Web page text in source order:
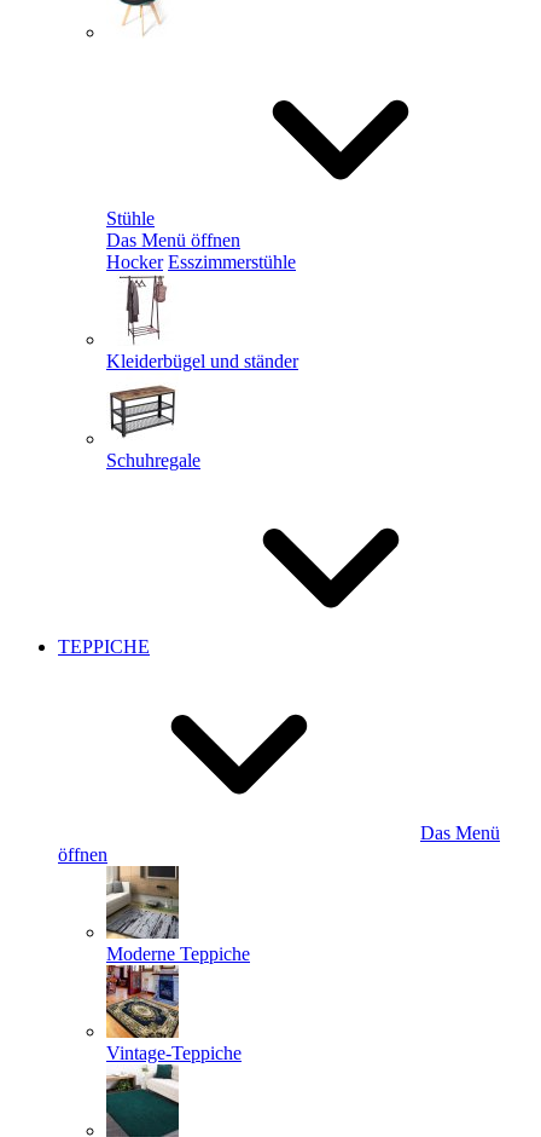
Stühle
Das Menü öffnen
Hocker Esszimmerstühle
Kleiderbügel und ständer
Schuhregale
TEPPICHE
Das Menü
öffnen
Moderne Teppiche
Vintage-Teppiche